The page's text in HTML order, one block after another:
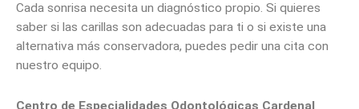
Cada sonrisa necesita un diagnóstico propio. Si quieres
saber si las carillas son adecuadas para ti o si existe una
alternativa más conservadora, puedes pedir una cita con
nuestro equipo.
Centro de Especialidades Odontológicas Cardenal